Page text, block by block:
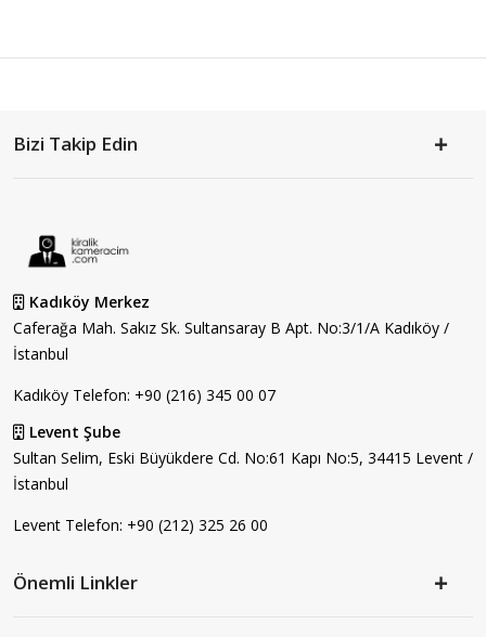
Bizi Takip Edin
Kadıköy Merkez
Caferağa Mah. Sakız Sk. Sultansaray B Apt. No:3/1/A Kadıköy /
İstanbul
Kadıköy Telefon: +90 (216) 345 00 07
Levent Şube
Sultan Selim, Eski Büyükdere Cd. No:61 Kapı No:5, 34415 Levent /
İstanbul
Levent Telefon: +90 (212) 325 26 00
Önemli Linkler